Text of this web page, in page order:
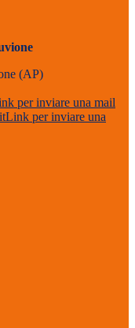
(AP)
per inviare una mail
Link per inviare una